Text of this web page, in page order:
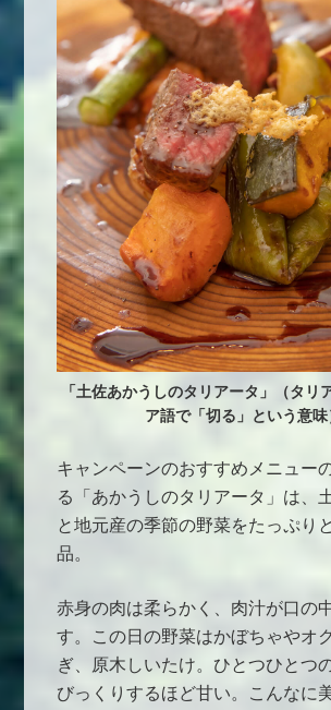
「土佐あかうしのタリアータ」（タリ
ア語で「切る」という意味
キャンペーンのおすすめメニュー
る「あかうしのタリアータ」は、
と地元産の季節の野菜をたっぷり
品。
赤身の肉は柔らかく、肉汁が口の
す。この日の野菜はかぼちゃやオ
ぎ、原木しいたけ。ひとつひとつ
びっくりするほど甘い。こんなに